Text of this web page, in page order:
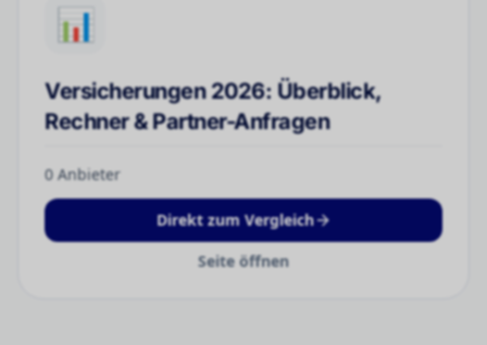
📊
Versicherungen 2026: Überblick,
Rechner & Partner-Anfragen
0 Anbieter
Direkt zum Vergleich
Seite öffnen